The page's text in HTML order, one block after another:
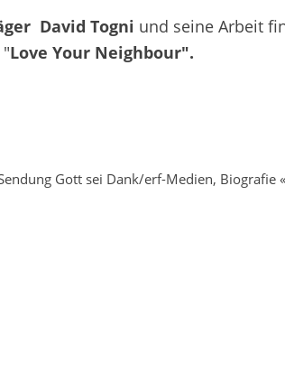
David Togni und seine Arbeit
Love Your Neighbour".
Gott sei Dank/erf-Medien Biografie